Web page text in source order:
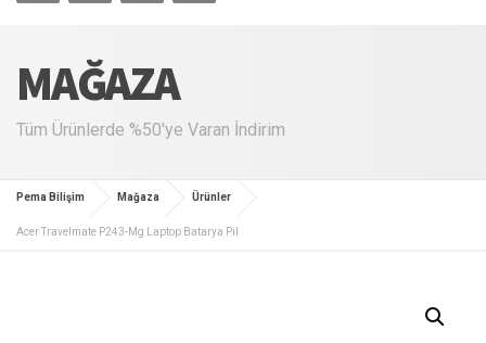
MAĞAZA
Tüm Ürünlerde %50'ye Varan İndirim
Pema Bilişim Mağaza Ürünler
Acer Travelmate P243-Mg Laptop Batarya Pil